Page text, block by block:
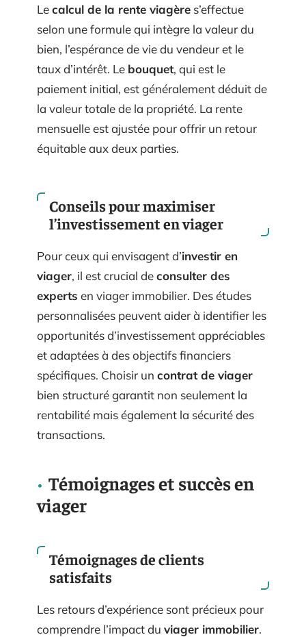
Lecalcul de la rente viagère s’effectue
selon une formule qui intègre la valeur du
bien, l’espérance de vie du vendeur et le
taux d’intérêt. Le bouquet, qui est le
paiement initial, est généralement déduit de
la valeur totale de la propriété. La rente
mensuelle est ajustée pour offrir un retour
équitable aux deux parties.
Conseils pour maximiser
l’investissement en viager
Pour ceux qui envisagent d’investir en
viager, il est crucial deconsulter des
experts en viager immobilier. Des études
personnalisées peuvent aider à identifier les
opportunités d’investissement appréciables
et adaptées à des objectifs financiers
spécifiques. Choisir un contrat de viager
bien structuré garantit non seulement la
rentabilité mais également la sécurité des
transactions.
Témoignages et succès en
viager
Témoignages de clients
satisfaits
Les retours d’expérience sont précieux pour
comprendre l’impact du viager immobilier.